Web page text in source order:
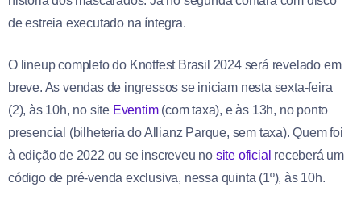
de estreia executado na íntegra.
O lineup completo do Knotfest Brasil 2024 será revelado em
breve. As vendas de ingressos se iniciam nesta sexta-feira
(2), às 10h, no site Eventim(com taxa), e às 13h, no ponto
presencial (bilheteria do Allianz Parque, sem taxa). Quem foi
à edição de 2022 ou se inscreveu no site oficial receberá um
código de pré-venda exclusiva, nessa quinta (1º), às 10h.